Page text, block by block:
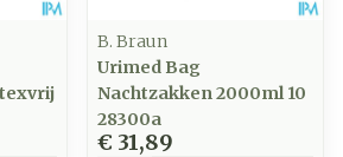
B. Braun
Urimed Bag
Nachtzakken 2000ml 10
28300a
€ 31,89